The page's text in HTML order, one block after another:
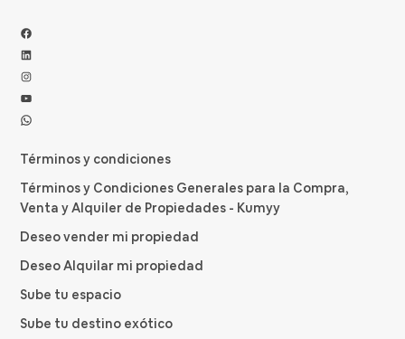
Facebook
LinkedIn
Instagram
YouTube
WhatsApp
Términos y condiciones
Términos y Condiciones Generales para la Compra,
Venta y Alquiler de Propiedades - Kumyy
Deseo vender mi propiedad
Deseo Alquilar mi propiedad
Sube tu espacio
Sube tu destino exótico